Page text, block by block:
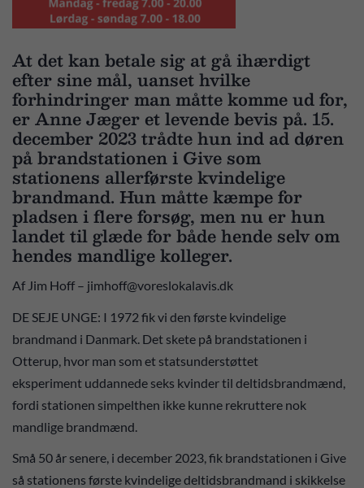
At det kan betale sig at gå ihærdigt
efter sine mål, uanset hvilke
forhindringer man måtte komme ud for,
er Anne Jæger et levende bevis på. 15.
december 2023 trådte hun ind ad døren
på brandstationen i Give som
stationens allerførste kvindelige
brandmand. Hun måtte kæmpe for
pladsen i flere forsøg, men nu er hun
landet til glæde for både hende selv om
hendes mandlige kolleger.
Af Jim Hoff – jimhoff@voreslokalavis.dk
DE SEJE UNGE: I 1972 fik vi den første kvindelige
brandmand i Danmark. Det skete på brandstationen i
Otterup, hvor man som et statsunderstøttet
eksperiment uddannede seks kvinder til deltidsbrandmænd,
fordi stationen simpelthen ikke kunne rekruttere nok
mandlige brandmænd.
Små 50 år senere, i december 2023, fik brandstationen i Give
så stationens første kvindelige deltidsbrandmand i skikkelse